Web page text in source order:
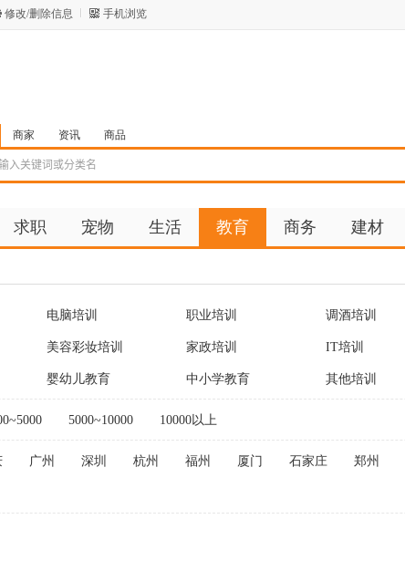
修改/删除信息 手机浏览
商家 资讯 商品
求职 宠物 生活 教育 商务 建材
电脑培训 职业培训 调酒培训
美容彩妆培训 家政培训 IT培训
婴幼儿教育 中小学教育 其他培训
5000~10000 10000以上
广州 深圳 杭州 福州 厦门 石家庄 郑州